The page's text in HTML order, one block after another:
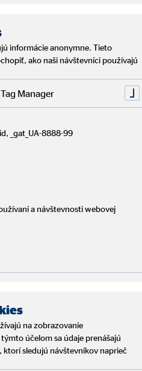
Nitra
pohovor.
informácie anonymne. Tieto
ako naši návštevníci používajú
Manager
_gat_UA-8888-99
a návštevnosti webovej
na zobrazovanie
účelom sa údaje prenášajú
sledujú návštevníkov naprieč